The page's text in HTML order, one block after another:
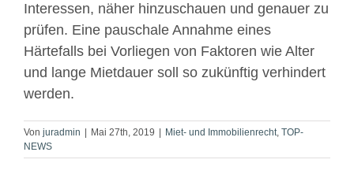
Interessen, näher hinzuschauen und genauer zu
prüfen. Eine pauschale Annahme eines
Härtefalls bei Vorliegen von Faktoren wie Alter
und lange Mietdauer soll so zukünftig verhindert
werden.
Von juradmin Mai 27th, 2019 Miet- und Immobilienrecht, TOP-
NEWS